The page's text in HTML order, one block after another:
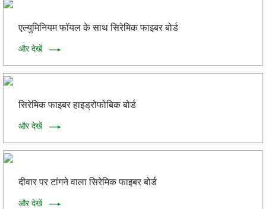
एल्युमिनियम फॉयल के साथ सिरेमिक फाइबर बोर्ड
और देखें
सिरेमिक फाइबर हाइड्रोफोबिक बोर्ड
और देखें
दीवार पर टांगने वाला सिरेमिक फाइबर बोर्ड
और देखें